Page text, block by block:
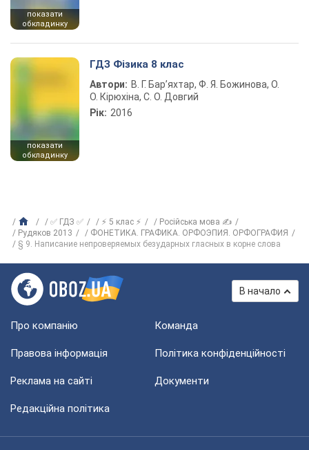
показати
обкладинку
показати
обкладинку
ГДЗ Фізика 8 клас
Автори: В. Г. Бар’яхтар, Ф. Я. Божинова, О.
О. Кірюхіна, С. О. Довгий
Рік: 2016
✅ ГДЗ ✅ ⚡ 5 клас ⚡
Російська мова ✍
Рудяков 2013
ФОНЕТИКА. ГРАФИКА. ОРФОЭПИЯ. ОРФОГРАФИЯ
§ 9. Написание непроверяемых безударных гласных в корне слова
В начало
Про компанію Команда
Правова інформація Політика конфіденційності
Реклама на сайті Документи
Редакційна політика